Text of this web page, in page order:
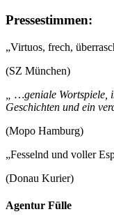
Pressestimmen:
„Virtuos, frech,
(SZ München)
„ …geniale Wortspiele,
Geschichten und ein
(Mopo Hamburg)
„Fesselnd und voller
(Donau Kurier)
Agentur Fülle